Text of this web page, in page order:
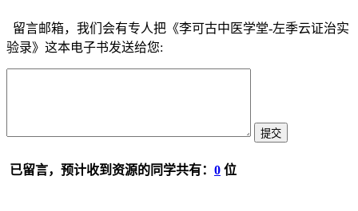
留言邮箱，我们会有专人把《李可古中医学堂-左季云证治实
验录》这本电子书发送给您:
已留言，预计收到资源的同学共有： 0 位